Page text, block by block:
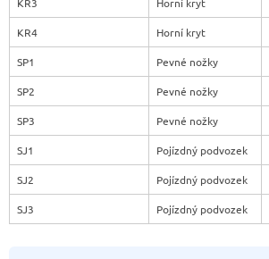
KR3 Horní kryt
KR4 Horní kryt
SP1 Pevné nožky
SP2 Pevné nožky
SP3 Pevné nožky
SJ1 Pojízdný podvozek
SJ2 Pojízdný podvozek
SJ3 Pojízdný podvozek